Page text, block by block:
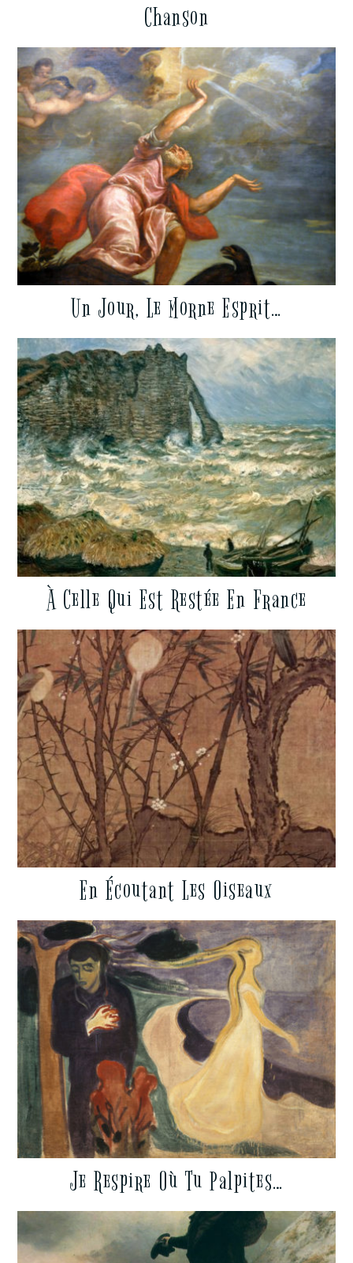
Chanson
Un Jour, Le Morne Esprit…
À Celle Qui Est Restée En France
En Écoutant Les Oiseaux
Je Respire Où Tu Palpites…